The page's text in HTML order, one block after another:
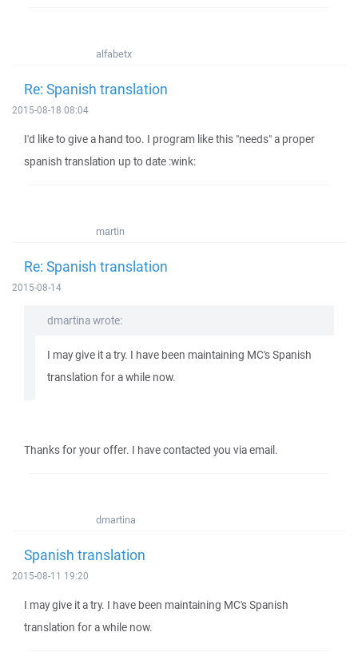
alfabetx
Re: Spanish translation
2015-08-18 08:04
I'd like to give a hand too. I program like this "needs" a proper
spanish translation up to date :wink:
martin
Re: Spanish translation
2015-08-14
dmartina wrote:
I may give it a try. I have been maintaining MC's Spanish
translation for a while now.
Thanks for your offer. I have contacted you via email.
dmartina
Spanish translation
2015-08-11 19:20
I may give it a try. I have been maintaining MC's Spanish
translation for a while now.